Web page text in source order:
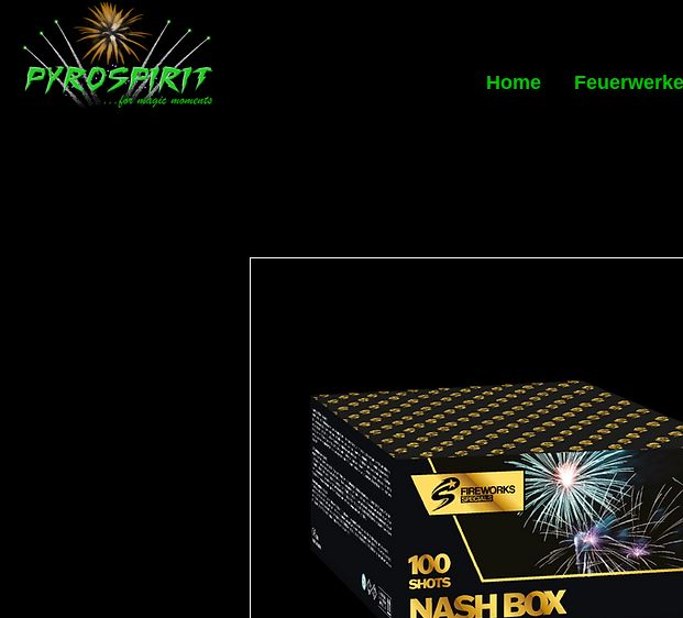
Home Feuerwerke